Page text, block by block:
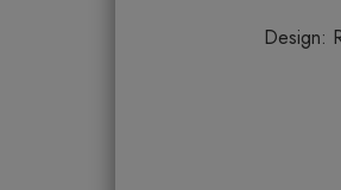
Design: